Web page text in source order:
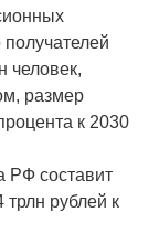
человек,
размер
к 2030
РФ составит
трлн рублей к